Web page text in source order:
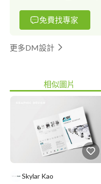
免費找專家
更多DM設計
相似圖片
Skylar Kao